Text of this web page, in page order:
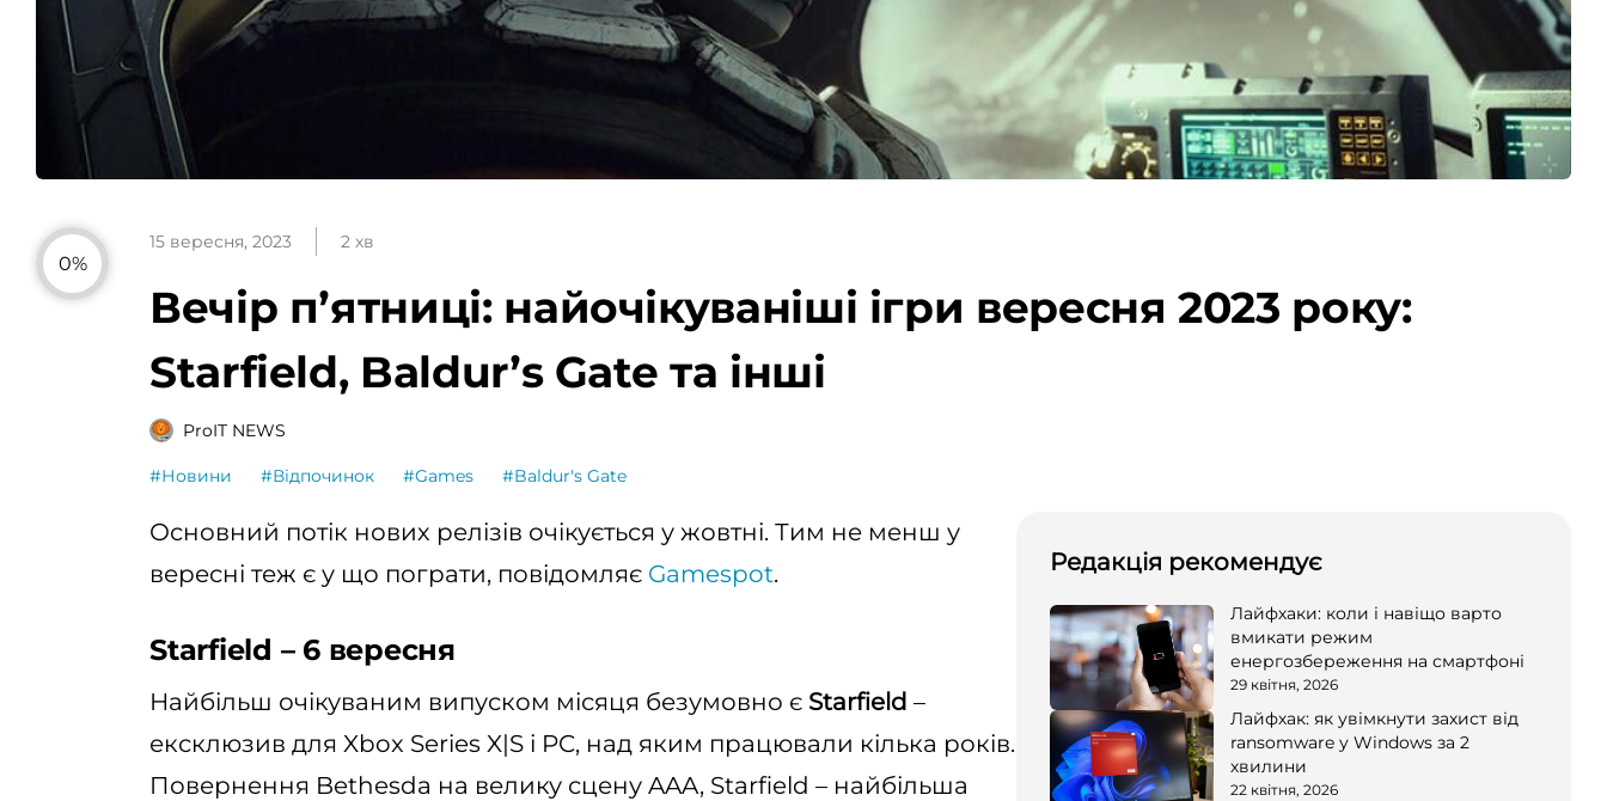
0%
15 вересня, 2023 2 хв
Вечір пʼятниці: найочікуваніші ігри вересня 2023 року:
Starfield, Baldurʼs Gate та інші
ProIT NEWS
#Новини #Відпочинок #Games #Baldur's Gate
Основний потік нових релізів очікується у жовтні. Тим не менш у
вересні теж є у що пограти, повідомляє Gamespot.
Starfield – 6 вересня
Найбільш очікуваним випуском місяця безумовно є Starfield –
ексклюзив для Xbox Series X|S і PC, над яким працювали кілька років.
Повернення Bethesda на велику сцену AAA, Starfield – найбільша
Редакція рекомендує
Лайфхаки: коли і навіщо варто
вмикати режим
енергозбереження на смартфоні
29 квітня, 2026
Лайфхак: як увімкнути захист від
ransomware у Windows за 2
хвилини
22 квітня, 2026